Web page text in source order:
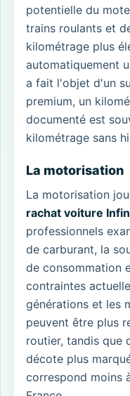
potentielle du
trains roulants et
kilométrage plus
automatiquement
a fait l'objet d'un
premium, un
documenté est
kilométrage sans
La motorisation
La motorisation
rachat voiture
professionnels
de carburant, la
de consommation
contraintes
générations et les
peuvent être plus
routier, tandis que
décote plus
correspond moins